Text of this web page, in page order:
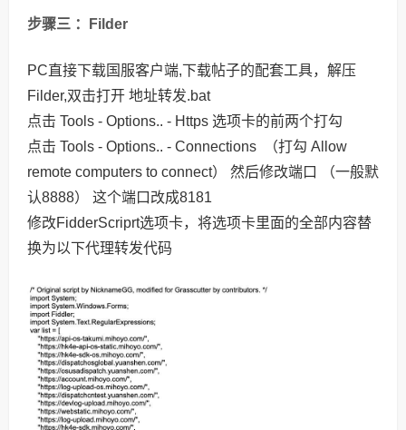
步骤三 ：Filder
PC直接下载国服客户端,下载帖子的配套工具，解压
Filder,双击打开 地址转发.bat
点击 Tools - Options.. - Https 选项卡的前两个打勾
点击 Tools - Options.. - Connections （打勾 Allow
remote computers to connect） 然后修改端口 （一般默
认8888） 这个端口改成8181
修改FidderScriprt选项卡，将选项卡里面的全部内容替
换为以下代理转发代码